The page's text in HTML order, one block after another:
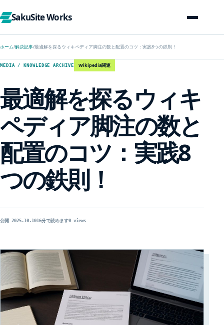
SakuSite Works
ホーム/解決記事/最適解を探るウィキペディア脚注の数と配置のコツ：実践8つの鉄則！
MEDIA / KNOWLEDGE ARCHIVE Wikipedia関連
最適解を探るウィキ
ペディア脚注の数と
配置のコツ：実践8
つの鉄則！
公開 2025.10.1016分で読めます0 views